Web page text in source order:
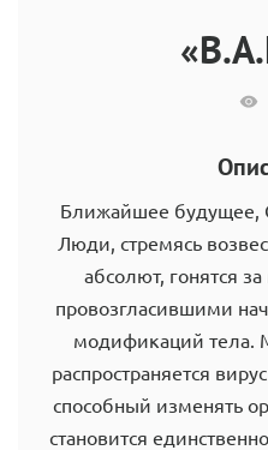
Ближайшее будущее,
Люди, стремясь
абсолют, гонятся
провозгласившими
модификаций тела.
распространяется
способный изменять
становится